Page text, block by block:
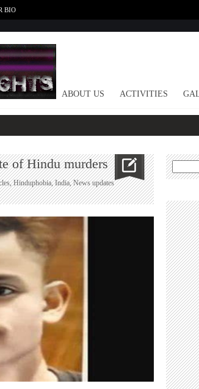
BIO
HOME ABOUT US ACTIVITIES
of Hindu murders
,Hinduphobia,India,News updates
Search
for: